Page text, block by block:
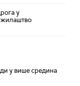
у
у више средина